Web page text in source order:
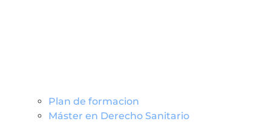
Plan de formacion
Máster en Derecho Sanitario